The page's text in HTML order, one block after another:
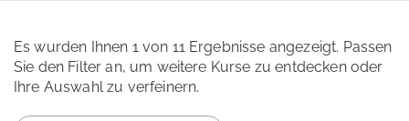
Es wurden Ihnen 1 von 11 Ergebnisse angezeigt. Passen
Sie den Filter an, um weitere Kurse zu entdecken oder
Ihre Auswahl zu verfeinern.